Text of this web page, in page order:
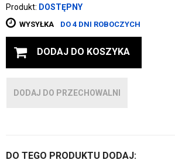
Produkt: DOSTĘPNY
WYSYŁKA DO 4 DNI ROBOCZYCH
DODAJ DO KOSZYKA
DODAJ DO PRZECHOWALNI
DO TEGO PRODUKTU DODAJ: